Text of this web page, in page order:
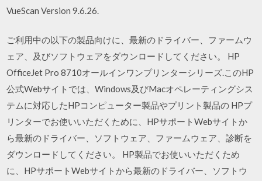
VueScan Version 9.6.26.
ご利用中の以下の製品向けに、最新のドライバー、ファームウ
ェア、及びソフトウェアをダウンロードしてください。 HP
OfficeJet Pro 8710オールインワンプリンターシリーズ.このHP
公式Webサイトでは、Windows及びMacオペレーティングシス
テムに対応したHPコンピューター製品やプリント製品の HPプ
リンターでお使いいただくために、HPサポートWebサイトか
ら最新のドライバー、ソフトウェア、ファームウェア、診断を
ダウンロードしてください。 HP製品でお使いいただくため
に、HPサポートWebサイトから最新のドライバー、ソフトウ